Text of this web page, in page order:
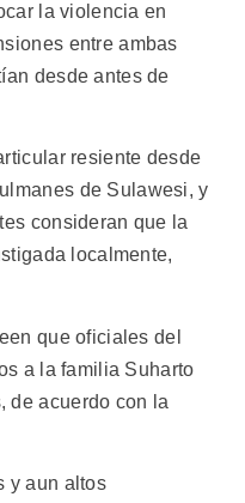
la violencia en
entre ambas
desde antes de
resiente desde
de Sulawesi, y
consideran que la
localmente,
que oficiales del
a la familia Suharto
de acuerdo con la
y aun altos